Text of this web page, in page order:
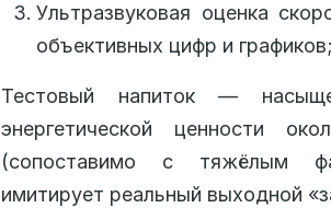
Ультразвуковая оценка
объективных цифр и графиков;
Тестовый напиток —
энергетической ценности
(сопоставимо с тяжёлым
имитирует реальный выходной